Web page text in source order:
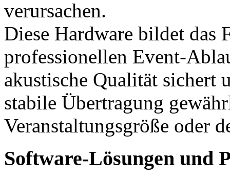
verursachen.
Diese Hardware bildet das
professionellen Event-
akustische Qualität sichert
stabile Übertragung
Veranstaltungsgröße oder
Software-Lösungen und